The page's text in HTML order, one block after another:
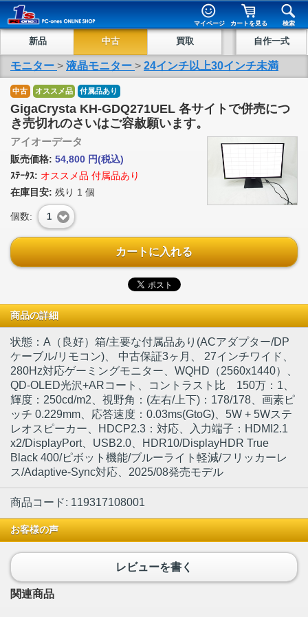
マイページ カートを見る 検索
新品 中古 買取 自作一式
モニター > 液晶モニター > 24インチ以上30インチ未満
中古 オススメ品 付属品あり
GigaCrysta KH-GDQ271UEL 各サイトで併売につ
き売切れのさいはご容赦願います。
アイオーデータ
販売価格: 54,800 円(税込)
ｽﾃｰﾀｽ: オススメ品 付属品あり
在庫目安: 残り 1 個
個数: 1
カートに入れる
商品の詳細
状態：A（良好）箱/主要な付属品あり(ACアダプター/DP
ケーブル/リモコン) 、 中古保証3ヶ月、 27インチワイド、
280Hz対応ゲーミングモニター、WQHD（2560x1440）、
QD-OLED光沢+ARコート、コントラスト比 150万：1、
輝度：250cd/m2、視野角：(左右/上下)：178/178、画素ピ
ッチ 0.229mm、応答速度：0.03ms(GtoG)、5W + 5Wステ
レオスピーカー、HDCP2.3：対応、入力端子：HDMI2.1
x2/DisplayPort、USB2.0、HDR10/DisplayHDR True
Black 400/ピボット機能/ブルーライト軽減/フリッカーレ
ス/Adaptive-Sync対応、2025/08発売モデル
商品コード: 119317108001
お客様の声
レビューを書く
関連商品